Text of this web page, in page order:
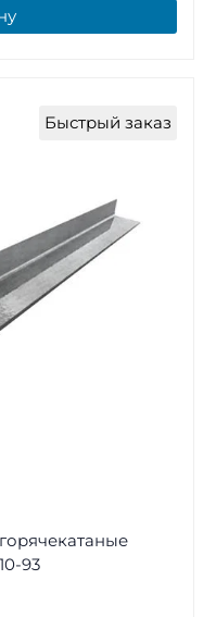
Быстрый заказ
93